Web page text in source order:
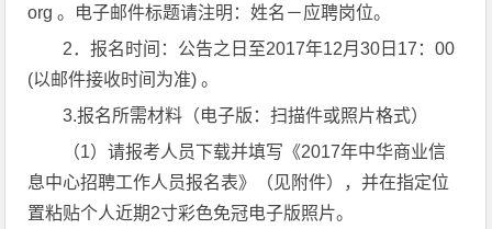
org 。电子邮件标题请注明：姓名－应聘岗位。
2．报名时间：公告之日至2017年12月30日17：00
(以邮件接收时间为准) 。
3.报名所需材料（电子版：扫描件或照片格式）
（1）请报考人员下载并填写《2017年中华商业信
息中心招聘工作人员报名表》（见附件），并在指定位
置粘贴个人近期2寸彩色免冠电子版照片。